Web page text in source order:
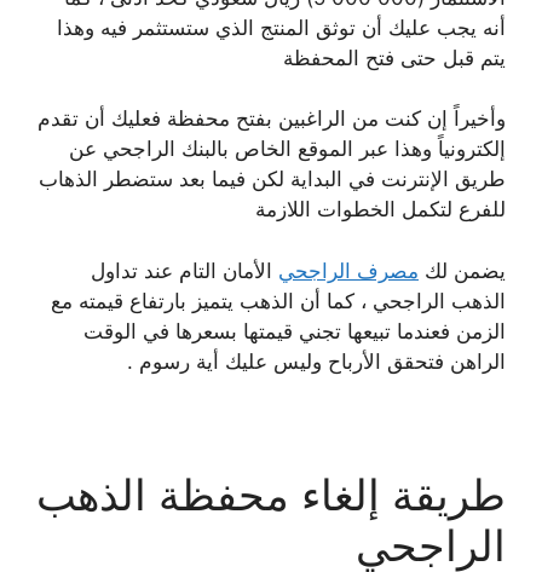
أنه يجب عليك أن توثق المنتج الذي ستستثمر فيه وهذا
يتم قبل حتى فتح المحفظة
وأخيراً إن كنت من الراغبين بفتح محفظة فعليك أن تقدم
إلكترونياً وهذا عبر الموقع الخاص بالبنك الراجحي عن
طريق الإنترنت في البداية لكن فيما بعد ستضطر الذهاب
للفرع لتكمل الخطوات اللازمة
يضمن لك مصرف الراجحي الأمان التام عند تداول
الذهب الراجحي ، كما أن الذهب يتميز بارتفاع قيمته مع
الزمن فعندما تبيعها تجني قيمتها بسعرها في الوقت
الراهن فتحقق الأرباح وليس عليك أية رسوم .
طريقة إلغاء محفظة الذهب
الراجحي